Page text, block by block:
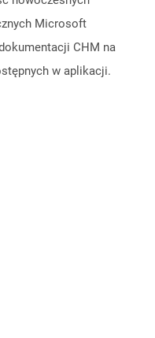
Microsoft
CHM na
w aplikacji.